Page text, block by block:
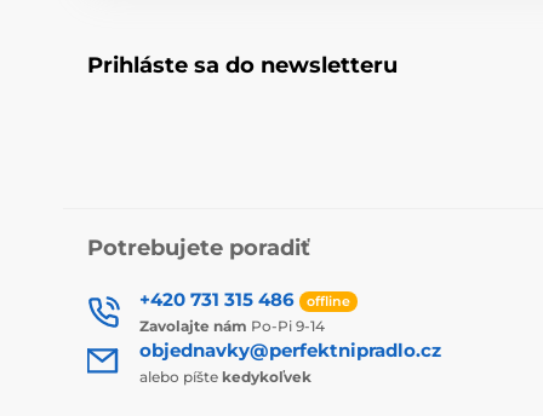
Prihláste sa do newsletteru
Potrebujete poradiť
+420 731 315 486 offline
Zavolajte nám Po-Pi 9-14
objednavky@perfektnipradlo.cz
alebo píšte kedykoľvek